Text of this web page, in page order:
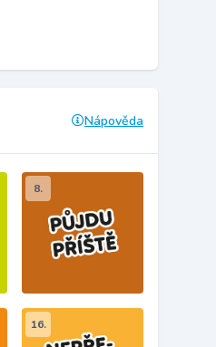
Nápověda
8.
16.